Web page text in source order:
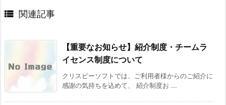
 関連記事
【重要なお知らせ】紹介制度・チームラ
イセンス制度について
クリスピーソフトでは、ご利用者様からのご紹介に
感謝の気持ちを込めて、 紹介制度お ...